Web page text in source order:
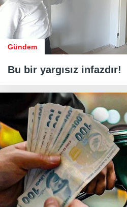
Gündem
Bu bir yargısız infazdır!